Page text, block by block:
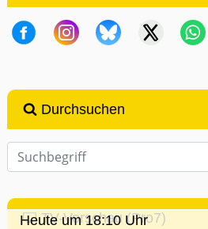
Durchsuchen
TV-Vorschau (Pro7)
Heute um 18:10 Uhr